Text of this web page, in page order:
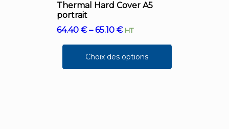
Thermal Hard Cover A5
portrait
64.40€–65.10€ HT
Choix des options